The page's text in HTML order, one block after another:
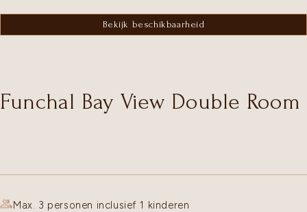
Bekijk beschikbaarheid
Funchal Bay View Double Room
Max. 3 personen inclusief 1 kinderen